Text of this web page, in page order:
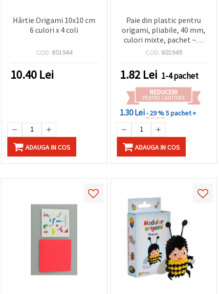
Hârtie Origami 10x10 cm
6 culori x 4 coli
COD: 801944
10.40 Lei
ADAUGA IN COS
Paie din plastic pentru
origami, pliabile, 40 mm,
culori mixte, pachet ~30
bucăți
COD: 801949
1.82 Lei 1-4 pachet
REDUCERI
PENTRU CANTITATE
1.30 Lei- 29 %5 pachet +
ADAUGA IN COS